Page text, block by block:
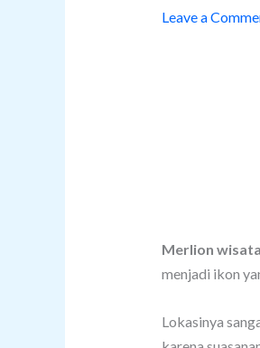
Leave a
Merlion
menjadi ikon
Lokasinya